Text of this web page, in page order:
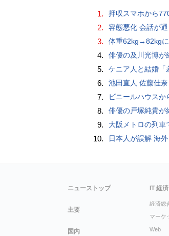
1. 押収スマホから770本のわいせつ動画 15歳少女に酒と薬
2. 容態悪化 会話が
3. 体重62kg→82kg
4. 俳優の及川光博が
5. ケニア人と結婚「
6. 池田直人 佐藤佳
7. ビニールハウスからシャインマスカット約200房
8. 俳優の戸塚純貴が
9. 大阪メトロの列車
10. 日本人が誤解 海
ニューストップ
主要
国内
IT 経済
経済総
マーケ
Web